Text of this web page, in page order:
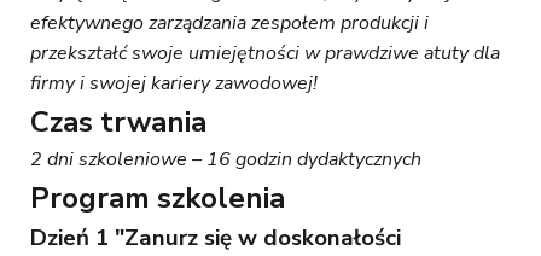
efektywnego zarządzania zespołem produkcji i
przekształć swoje umiejętności w prawdziwe atuty dla
firmy i swojej kariery zawodowej!
Czas trwania
2 dni szkoleniowe – 16 godzin dydaktycznych
Program szkolenia
Dzień 1 "Zanurz się w doskonałości